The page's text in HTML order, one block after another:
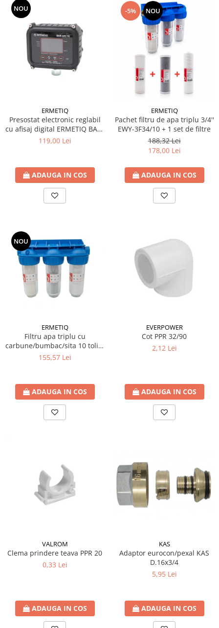
Ventilator de tubulatura
Amenajare bucatarie
Promotii pachete chiuveta +
baterie
CHIUVETE BUCATARIE
Chiuveta bucatarie granit
Baterie bucatarie
Tuburi Flexibile Hota
Instalatii apa/gaz/canalizare
FILTRARE PENTRU APA SI PIESE DE
Cartuse ( Rezerve filtre apa)
Statie Osmoza Inversa
Filtre cu autocuratare
SISTEME DE ALIMENTARE CU APA
Hidrofoare
Mufa rapida pt teava PEHD
HIDRANTI SI ACCESORII
Piese hidrofor
Pompa de suprafata
Pompe pentru testare instalatii
APOMETRE/ CAMIN APOMETRE
Teu Cupru
Teu redus Cupru
Mufa Cupru
Reductie Cupru
Semiolandez Cupru
PEXAL
Distribuitor pexal FI-FE cu robinet
NOU
ERMETIQ
Presostat electronic reglabil
cu afisaj digital ERMETIQ BAR-
EPC10
119,00 Lei
ADAUGA IN COS
-5% NOU
ERMETIQ
Pachet filtru de apa triplu 3/4''
EWY-3F34/10 + 1 set de filtre
188,32 Lei
178,00 Lei
ADAUGA IN COS
NOU
ERMETIQ
Filtru apa triplu cu
carbune/bumbac/sita 10 toli *
3/4'' ERMETIQ
155,57 Lei
ADAUGA IN COS
EVERPOWER
Cot PPR 32/90
2,12 Lei
ADAUGA IN COS
VALROM
Clema prindere teava PPR 20
0,33 Lei
ADAUGA IN COS
KAS
Adaptor eurocon/pexal KAS
D.16x3/4
5,95 Lei
ADAUGA IN COS